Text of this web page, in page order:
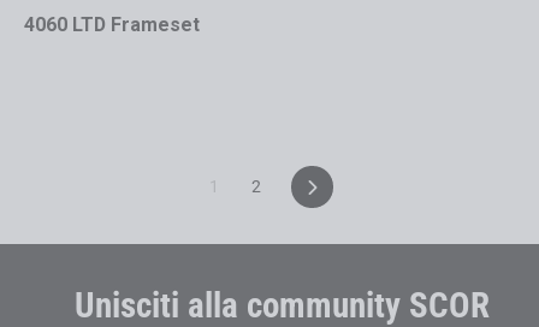
4060 LTD Frameset
1 2 Successivo
Unisciti alla community SCOR